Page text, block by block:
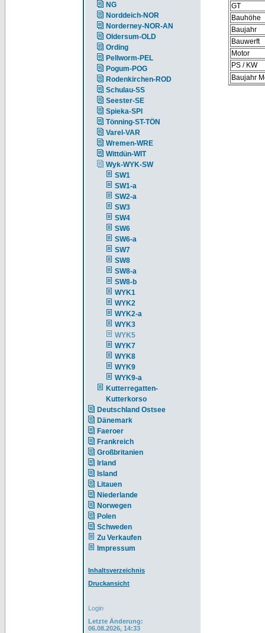
NG
Norddeich-NOR
Norderney-NOR-AN
Oldersum-OLD
Ording
Pellworm-PEL
Pogum-POG
Rodenkirchen-ROD
Schulau-SS
Seester-SE
Spieka-SPI
Tönning-ST-TÖN
Varel-VAR
Wremen-WRE
Wittdün-WIT
Wyk-WYK-SW
SW1
SW1-a
SW2-a
SW3
SW4
SW6
SW6-a
SW7
SW8
SW8-a
SW8-b
WYK1
WYK2
WYK2-a
WYK3
WYK5
WYK7
WYK8
WYK9
WYK9-a
Kutterregatten-
Kutterkorso
Deutschland Ostsee
Dänemark
Faeroer
Frankreich
Großbritanien
Irland
Island
Litauen
Niederlande
Norwegen
Polen
Schweden
Zu Verkaufen
Impressum
Inhaltsverzeichnis
Druckansicht
Login
Letzte Änderung:
06.08.2026, 14:33
GT
Bauhöhe
Baujahr
Bauwerft
Motor
PS / KW
Baujahr